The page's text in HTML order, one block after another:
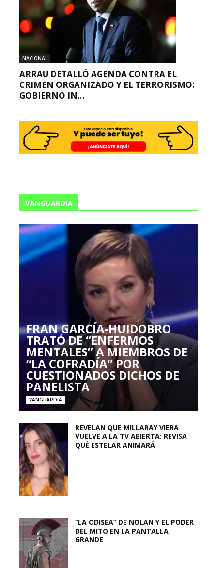
NACIONAL
ARRAU DETALLÓ AGENDA CONTRA EL
CRIMEN ORGANIZADO Y EL TERRORISMO:
GOBIERNO IN...
VANGUARDIA
FRAN GARCÍA-HUIDOBRO
TRATÓ DE “ENFERMOS
MENTALES” A MIEMBROS DE
“LA COFRADÍA” POR
CUESTIONADOS DICHOS DE
PANELISTA
VANGUARDIA
REVELAN QUE MILLARAY VIERA
VUELVE A LA TV ABIERTA: REVISA
QUÉ ESTELAR ANIMARÁ
“LA ODISEA” DE NOLAN Y EL PODER
DEL MITO EN LA PANTALLA
GRANDE